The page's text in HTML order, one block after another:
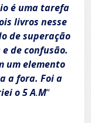
é uma tarefa
livros nesse
de superação
de confusão.
um elemento
a fora. Foi a
o 5 A.M“